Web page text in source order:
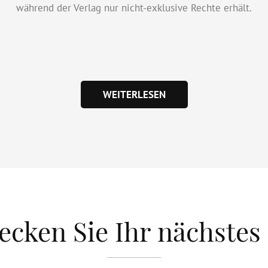
während der Verlag nur nicht-exklusive Rechte erhält.
WEITERLESEN
Sie Ihr